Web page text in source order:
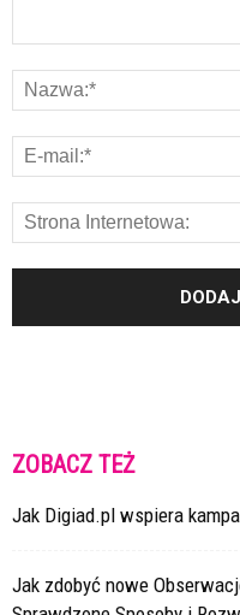
ZOBACZ TEŻ
Jak Digiad.pl wspiera
Jak zdobyć nowe